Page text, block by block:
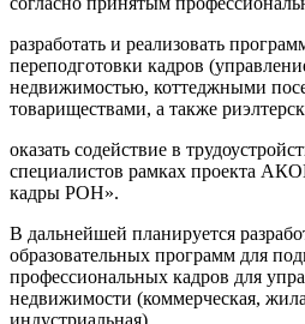
разработать и реализовать
переподготовки кадров
недвижимостью, коттеджными
товариществами, а также
оказать содействие в
специалистов рамках проекта
кадры РОН».
В дальнейшей планируется
образовательных программ для
профессиональных кадров для
недвижимости (коммерческая,